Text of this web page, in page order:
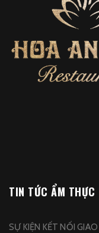
TIN TỨC ẨM THỰC
SỰ KIỆN KẾT NỐI